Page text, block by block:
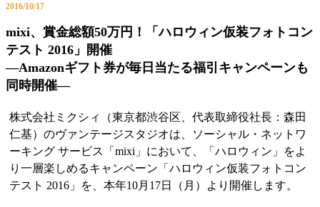
2016/10/17
mixi、賞金総額50万円！「ハロウィン仮装フォトコン
テスト 2016」開催
―Amazonギフト券が毎日当たる福引キャンペーンも
同時開催―
株式会社ミクシィ（東京都渋谷区、代表取締役社長：森田
仁基）のヴァンテージスタジオは、ソーシャル・ネットワ
ーキング サービス「mixi」において、「ハロウィン」をよ
り一層楽しめるキャンペーン「ハロウィン仮装フォトコン
テスト 2016」を、本年10月17日（月）より開催します。